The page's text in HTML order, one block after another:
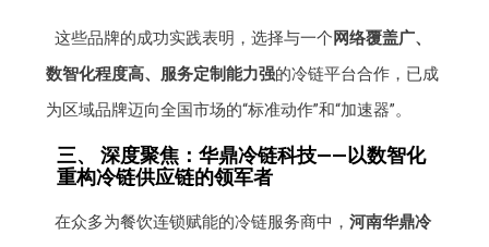
这些品牌的成功实践表明，选择与一个 网络覆盖广、
数智化程度高、服务定制能力强的冷链平台合作，已成
为区域品牌迈向全国市场的“标准动作”和“加速器”。
三、 深度聚焦：华鼎冷链科技——以数智化
重构冷链供应链的领军者
在众多为餐饮连锁赋能的冷链服务商中， 河南华鼎冷